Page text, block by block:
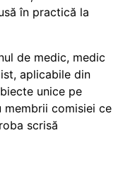
în practică la
de medic, medic
aplicabile din
unice pe
comisiei ce
scrisă